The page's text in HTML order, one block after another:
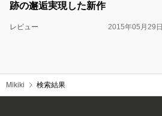
跡の邂逅実現した新作
レビュー 2015年05月29日
Mikiki 検索結果